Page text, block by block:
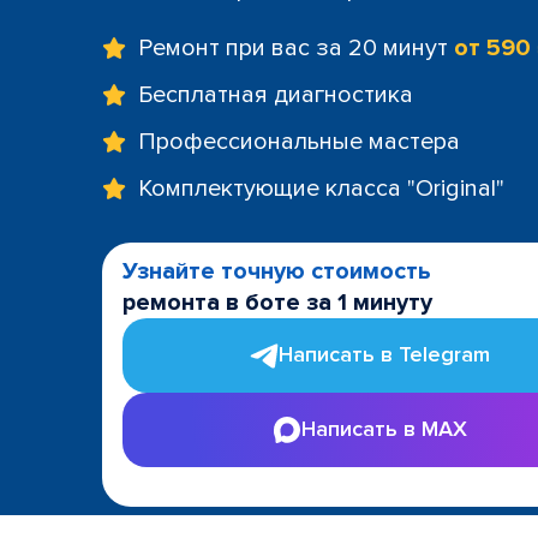
Ремонт при вас за 20 минут от
Бесплатная диагностика
Профессиональные мастера
Комплектующие класса "Original"
Узнайте точную стоимость
ремонта в боте за 1 минуту
Написать в Telegram
Написать в MAX